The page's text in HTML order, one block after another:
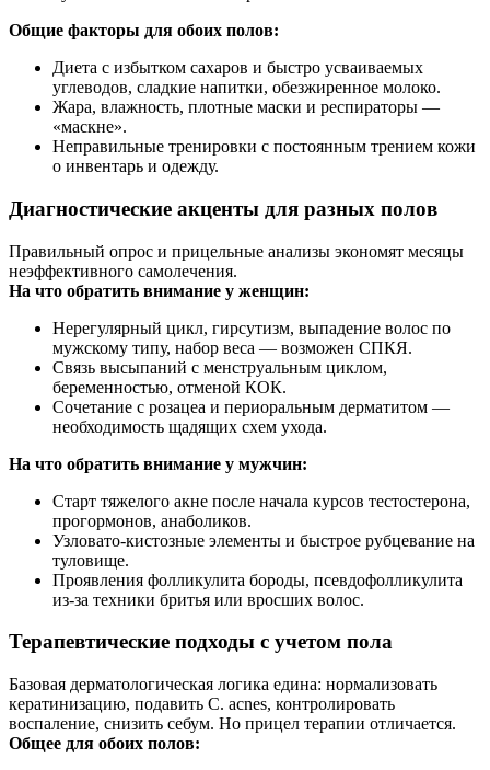
Общие факторы для обоих полов:
Диета с избытком сахаров и быстро усваиваемых
углеводов, сладкие напитки, обезжиренное молоко.
Жара, влажность, плотные маски и респираторы —
«маскне».
Неправильные тренировки с постоянным трением кожи
о инвентарь и одежду.
Диагностические акценты для разных полов
Правильный опрос и прицельные анализы экономят месяцы
неэффективного самолечения.
На что обратить внимание у женщин:
Нерегулярный цикл, гирсутизм, выпадение волос по
мужскому типу, набор веса — возможен СПКЯ.
Связь высыпаний с менструальным циклом,
беременностью, отменой КОК.
Сочетание с розацеа и периоральным дерматитом —
необходимость щадящих схем ухода.
На что обратить внимание у мужчин:
Старт тяжелого акне после начала курсов тестостерона,
прогормонов, анаболиков.
Узловато‑кистозные элементы и быстрое рубцевание на
туловище.
Проявления фолликулита бороды, псевдофолликулита
из‑за техники бритья или вросших волос.
Терапевтические подходы с учетом пола
Базовая дерматологическая логика едина: нормализовать
кератинизацию, подавить C. acnes, контролировать
воспаление, снизить себум. Но прицел терапии отличается.
Общее для обоих полов: